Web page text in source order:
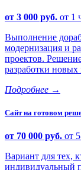
от 3 000 руб. от 1
Выполнение
модернизация и
проектов.
разработки новых
Подробнее →
Сайт на готовом
от 70 000 руб. от
Вариант для тех,
индивидуальный